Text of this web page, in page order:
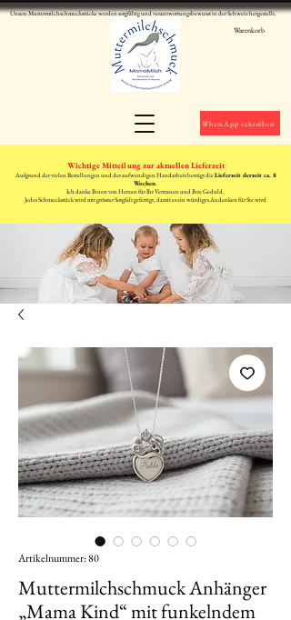
Unsere Muttermilchschmuckstücke werden sorgfältig und verantwortungsbewusst in der Schweiz hergestellt.
Warenkorb
WhatsApp schreiben
Wichtige Mitteilung zur aktuellen Lieferzeit
Aufgrund der vielen Bestellungen und der aufwendigen Handarbeit beträgt dieLieferzeit derzeit ca. 8
Wochen.
Ich danke Ihnen von Herzen für Ihr Vertrauen und Ihre Geduld.
Jedes Schmuckstück wird mit grösster Sorgfalt gefertigt, damit es ein würdiges Andenken für Sie wird
Artikelnummer: 80
Muttermilchschmuck Anhänger
„Mama Kind“ mit funkelndem